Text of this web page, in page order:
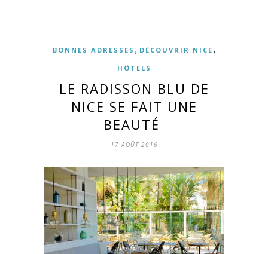
BONNES ADRESSES , DÉCOUVRIR NICE ,
HÔTELS
LE RADISSON BLU DE
NICE SE FAIT UNE
BEAUTÉ
17 AOÛT 2016